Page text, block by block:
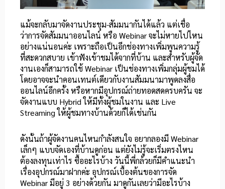
แม้จะกลับมาจัดงานประชุม-สัมมนากันได้แล้ว แต่เชื่อ
ว่าการจัดสัมมนาออนไลน์ หรือ Webinar จะไม่หายไปไหน
อย่างแน่นอนค่ะ เพราะถือเป็นอีกช่องทางเพิ่มพูนความรู้
ที่สะดวกสบาย เข้าฟังเข้าชมได้จากที่บ้าน และสำหรับผู้จัด
งานเองก็สามารถใช้ Webinar เป็นช่องทางเพิ่มกลุ่มผู้ชมได้
โดยอาจจะนำคอนเทนต์เดียวกับงานสัมมนามาพูดลงสื่อ
ออนไลน์อีกครั้ง หรือหากมีอุปกรณ์ถ่ายทอดสดครบครัน จะ
จัดงานแบบ Hybrid ให้มีทั้งผู้ชมในงาน และ Live
Streaming ให้ผู้ชมทางบ้านด้วยก็ได้เช่นกัน
ดังนั้นถ้าผู้จัดงานคนไหนกำลังสนใจ อยากลองมี Webinar
เล็กๆ แบบจัดเองที่บ้านดูก่อน แต่ยังไม่รู้จะเริ่มตรงไหน
ต้องลงทุนเท่าไร ซื้ออะไรบ้าง วันนี้พี่กล้วยก็มีคำแนะนำ
เรื่องอุปกรณ์มาฝากค่ะ อุปกรณ์เบื้องต้นของการจัด
Webinar มีอยู่ 3 อย่างด้วยกัน มาดูกันเลยว่ามีอะไรบ้าง